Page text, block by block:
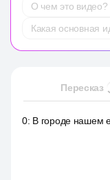
О чем это видео?
Какая основная
Пересказ
0: В городе нашем